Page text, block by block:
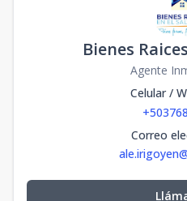
Bienes
Agente
Celular /
Correo